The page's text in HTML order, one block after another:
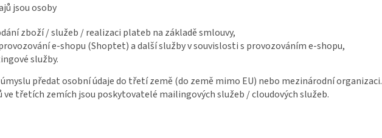
jsou osoby
zboží / služeb / realizaci plateb na základě smlouvy,
e-shopu (Shoptet) a další služby v souvislosti s provozováním e-shopu,
služby.
úmyslu předat osobní údaje do třetí země (do země mimo EU) nebo mezinárodní organizaci.
ve třetích zemích jsou poskytovatelé mailingových služeb / cloudových služeb.